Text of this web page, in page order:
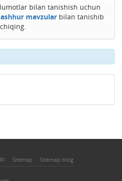
bilan tanishish uchun
mavzular bilan tanishib
chiqing.
Sitemap Sitemap-blog